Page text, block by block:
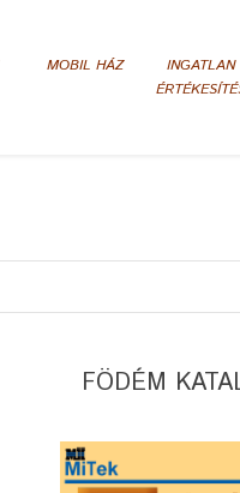
MOBIL HÁZ
INGATLAN
FÖDÉM